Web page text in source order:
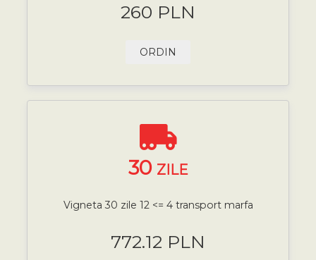
260 PLN
ORDIN
30 ZILE
Vigneta 30 zile 12 <= 4 transport marfa
772.12 PLN